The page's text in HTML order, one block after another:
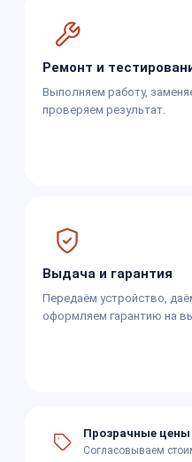
Ремонт и
Выполняем работу,
проверяем результат.
Выдача и гарантия
Передаём устройство,
оформляем гарантию на
Прозрачные цены
Согласовываем